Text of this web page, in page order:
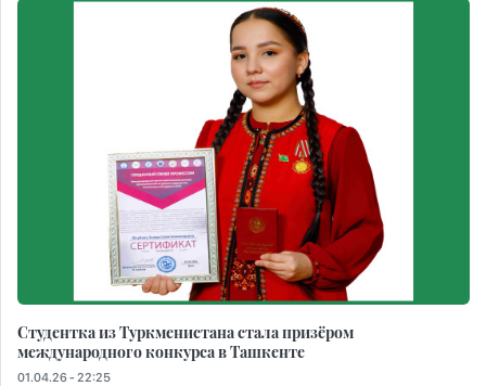
Студентка из Туркменистана стала призёром
международного конкурса в Ташкенте
01.04.26 - 22:25